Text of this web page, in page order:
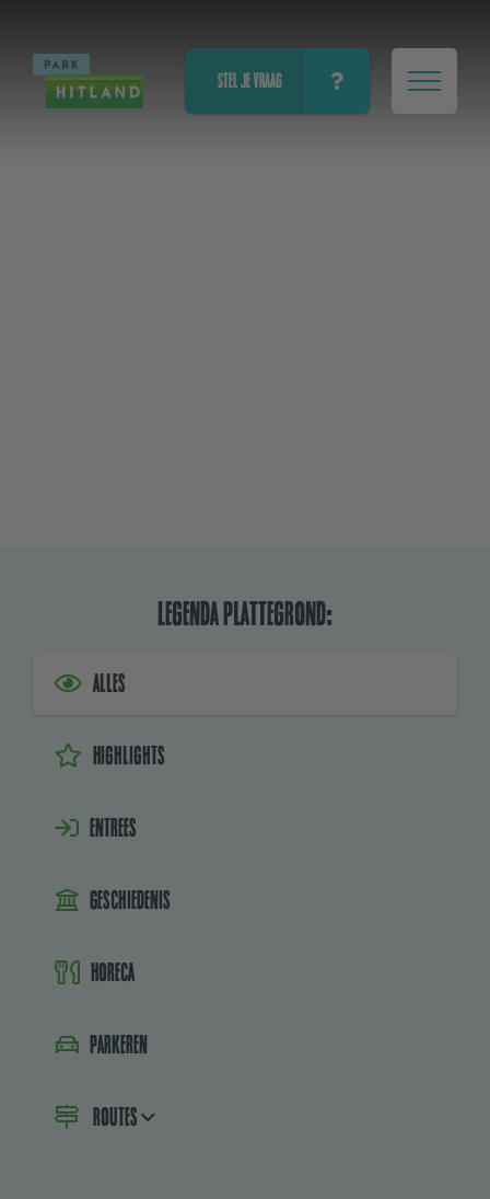
STEL JE VRAAG
Legenda plattegrond:
Alles
Highlights
Entrees
Geschiedenis
Horeca
Parkeren
Routes